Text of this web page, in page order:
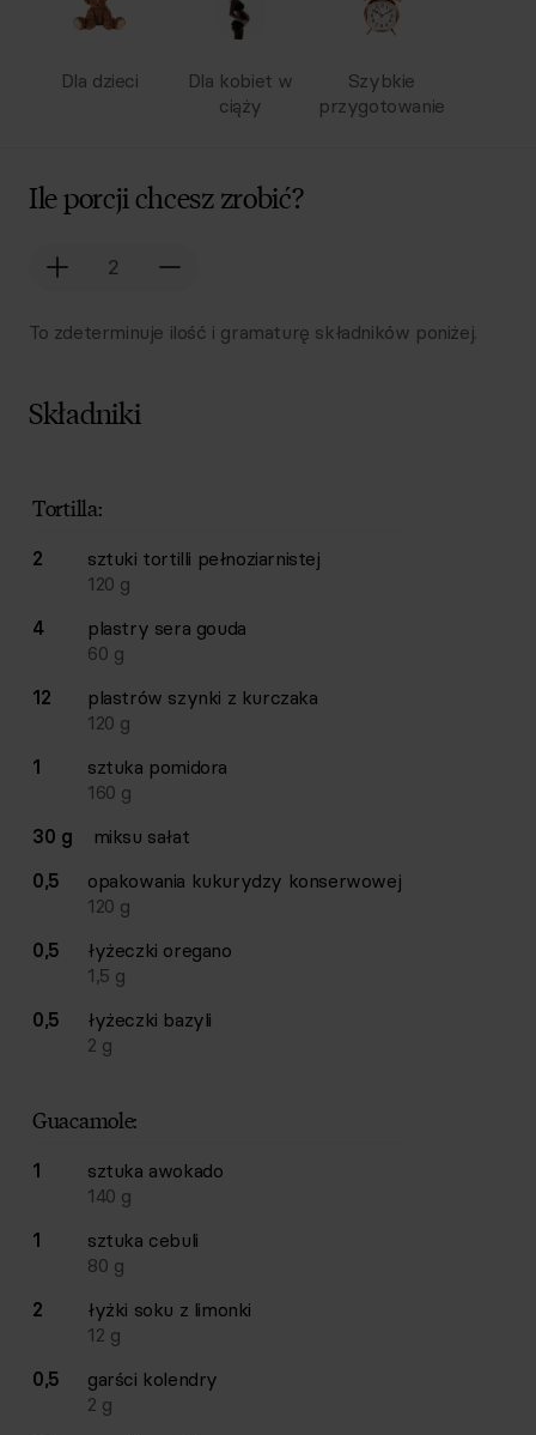
Dla dzieci
Dla kobiet w
ciąży
Szybkie
przygotowanie
Ile porcji chcesz zrobić?
To zdeterminuje ilość i gramaturę składników poniżej.
Składniki
Tortilla:
2 sztuki tortilli pełnoziarnistej
120 g
4
plastry sera gouda
60 g
12
plastrów szynki z kurczaka
120 g
1
sztuka pomidora
160 g
30 g
miksu sałat
0,5
opakowania kukurydzy konserwowej
120 g
0,5
łyżeczki oregano
1,5 g
0,5
łyżeczki bazyli
2 g
Guacamole:
1 sztuka awokado
140 g
1
sztuka cebuli
80 g
2
łyżki soku z limonki
12 g
0,5
garści kolendry
2 g